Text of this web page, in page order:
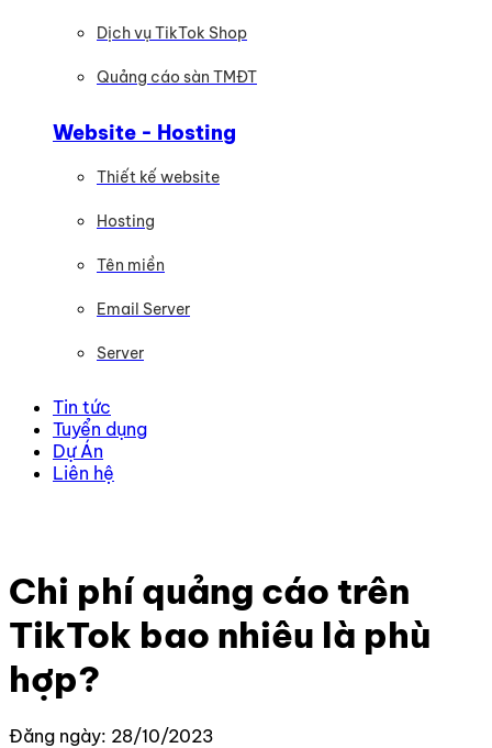
Dịch vụ TikTok Shop
Quảng cáo sàn TMĐT
Website - Hosting
Thiết kế website
Hosting
Tên miền
Email Server
Server
Tin tức
Tuyển dụng
Dự Án
Liên hệ
Chi phí quảng cáo trên
TikTok bao nhiêu là phù
hợp?
Đăng ngày: 28/10/2023